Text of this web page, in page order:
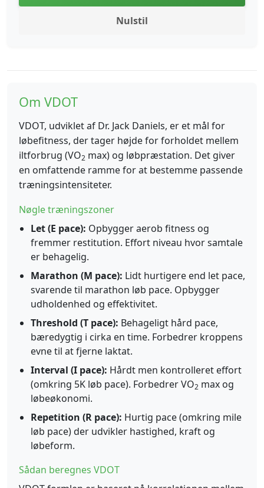
Nulstil
Om VDOT
VDOT, udviklet af Dr. Jack Daniels, er et mål for
løbefitness, der tager højde for forholdet mellem
iltforbrug (VO2 max) og løbpræstation. Det giver
en omfattende ramme for at bestemme passende
træningsintensiteter.
Nøgle træningszoner
Let (E pace): Opbygger aerob fitness og
fremmer restitution. Effort niveau hvor samtale
er behagelig.
Marathon (M pace): Lidt hurtigere end let pace,
svarende til marathon løb pace. Opbygger
udholdenhed og effektivitet.
Threshold (T pace): Behageligt hård pace,
bæredygtig i cirka en time. Forbedrer kroppens
evne til at fjerne laktat.
Interval (I pace): Hårdt men kontrolleret effort
(omkring 5K løb pace). Forbedrer VO2 max og
løbeøkonomi.
Repetition (R pace): Hurtig pace (omkring mile
løb pace) der udvikler hastighed, kraft og
løbeform.
Sådan beregnes VDOT